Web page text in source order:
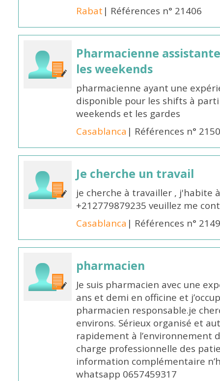
Rabat | Références n° 21406
Pharmacienne
les weekends
pharmacienne ayant une
disponible pour les shifts à
weekends et les gardes
Casablanca | Références n°
Je cherche un travail
je cherche à travailler , j'habite
+212779879235 veuillez me
Casablanca | Références n°
pharmacien
Je suis pharmacien avec une
ans et demi en officine et
pharmacien responsable.je
environs. Sérieux organisé et
rapidement à l’environnement
charge professionnelle des
information complémentaire
whatsapp 0657459317